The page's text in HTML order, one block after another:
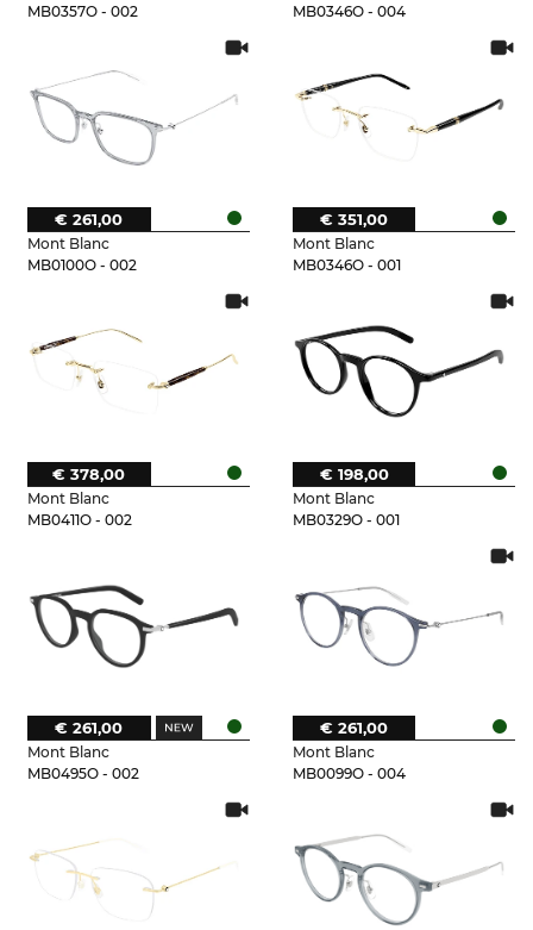
MB0357O - 002
MB0346O - 004
Mont Blanc
MB0100O - 002
€ 261,00
Mont Blanc
MB0346O - 001
€ 351,00
Mont Blanc
MB0411O - 002
€ 378,00
Mont Blanc
MB0329O - 001
€ 198,00
Mont Blanc
MB0495O - 002
€ 261,00
Mont Blanc
MB0099O - 004
€ 261,00